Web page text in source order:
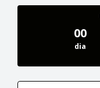
00
dia